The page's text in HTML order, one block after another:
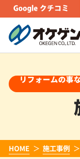
リフォームの事
HOME 施工事例